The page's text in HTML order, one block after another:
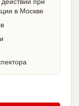
в Москве